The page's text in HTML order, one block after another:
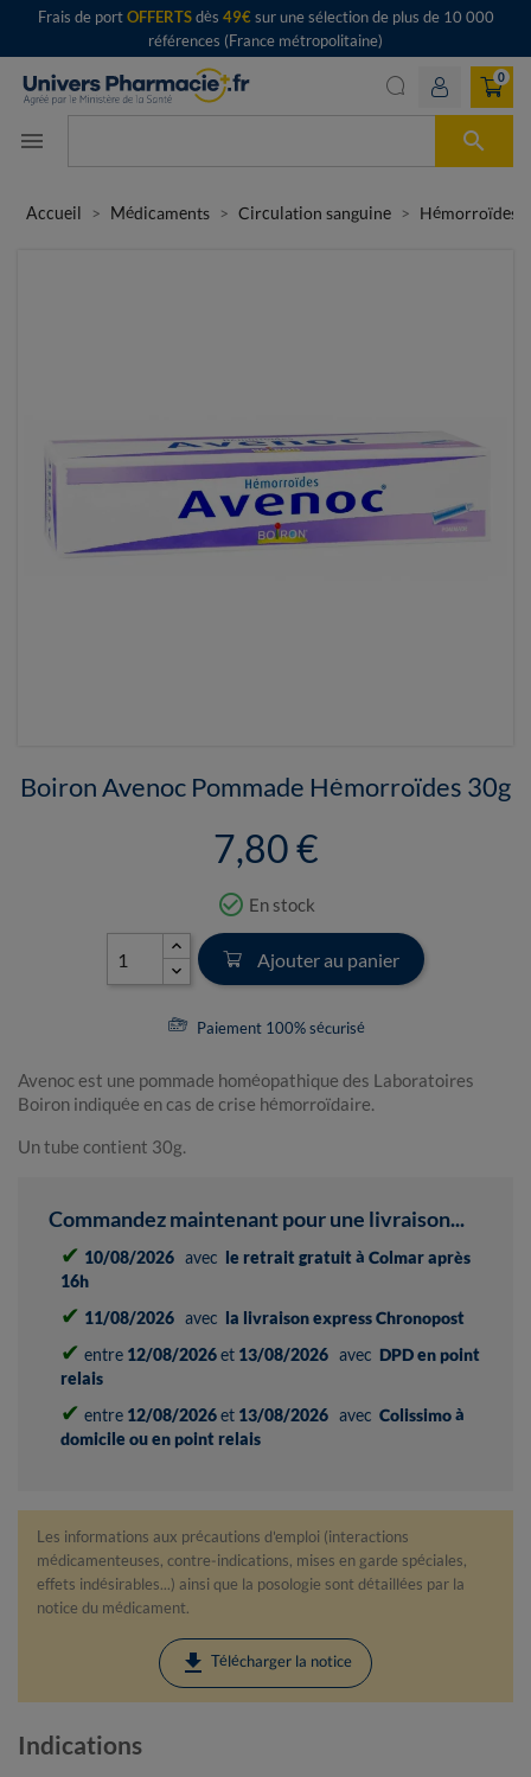
Frais de portOFFERTSdès 49€sur une sélection de plus de 10 000
références (France métropolitaine)
menu 
0
Accueil Médicaments Circulation sanguine Hémorroïdes
Boiron Avenoc Pommade Hémorroïdes 30g
7,80 €
check_circle_outline En stock
Ajouter au panier
Paiement 100% sécurisé
Avenoc est une pommade homéopathique des Laboratoires
Boiron indiquée en cas de crise hémorroïdaire.
Un tube contient 30g.
Commandez maintenant pour une livraison...
✔ 10/08/2026 avec le retrait gratuit à Colmar après
16h
✔ 11/08/2026 avec la livraison express Chronopost
✔ entre 12/08/2026et 13/08/2026 avec DPD en point
relais
✔ entre 12/08/2026et 13/08/2026 avec Colissimo à
domicile ou en point relais
Les informations aux précautions d'emploi (interactions
médicamenteuses, contre-indications, mises en garde spéciales,
effets indésirables...) ainsi que la posologie sont détaillées par la
notice du médicament.
download Télécharger la notice
Indications